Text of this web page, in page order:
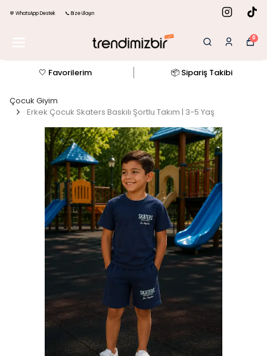
💬 WhatsApp Destek 📞 Bize Ulaşın
0
🤍 Favorilerim 📦 Sipariş Takibi
Çocuk Giyim
Erkek Çocuk Skaters Baskılı Şortlu Takım | 3-5 Yaş